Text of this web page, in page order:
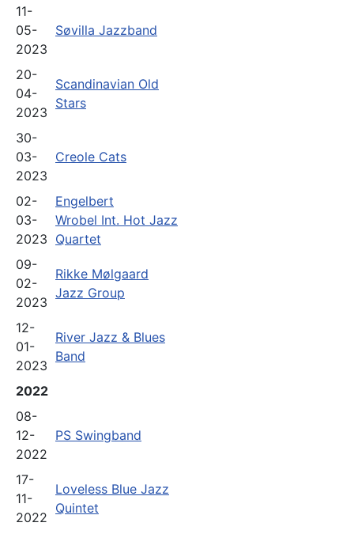
11-
05-
2023
Søvilla Jazzband
20-
04-
2023
Scandinavian Old
Stars
30-
03-
2023
Creole Cats
02-
03-
2023
Engelbert
Wrobel Int. Hot Jazz
Quartet
09-
02-
2023
Rikke Mølgaard
Jazz Group
12-
01-
2023
River Jazz & Blues
Band
2022
08-
12-
2022
PS Swingband
17-
11-
2022
Loveless Blue Jazz
Quintet